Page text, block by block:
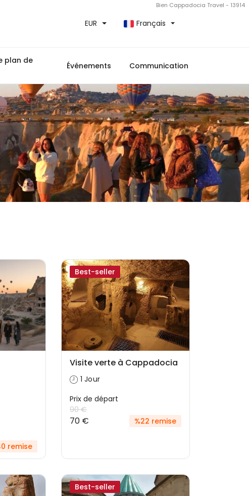
Bien Cappadocia Travel - 13914
EUR Français
plan de
Événements Communication
remise
Best-seller
Visite verte à Cappadocia
1 Jour
Prix ​​de départ
90 €
70 € %22 remise
Best-seller